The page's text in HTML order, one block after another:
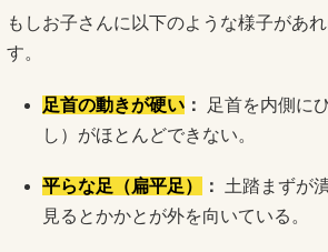
もしお子さんに以下のような様子があ
す。
足首の動きが硬い ：
足首を内側に
し）がほとんどできない。
平らな足（扁平足） ：
土踏まずが
見るとかかとが外を向いている。